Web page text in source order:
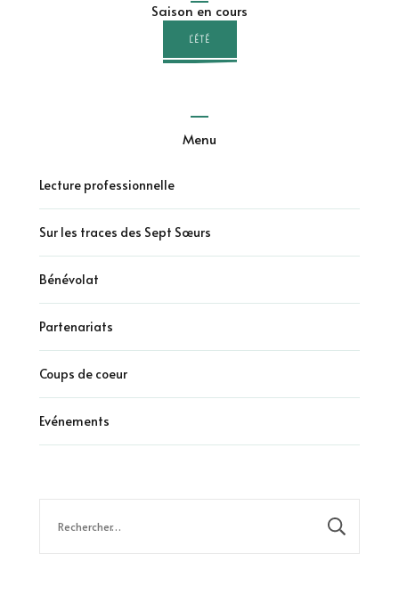
Saison en cours
L'ÉTÉ
Menu
Lecture professionnelle
Sur les traces des Sept Sœurs
Bénévolat
Partenariats
Coups de coeur
Evénements